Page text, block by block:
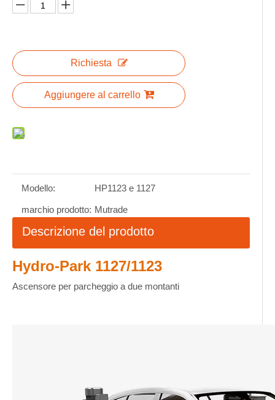
Richiesta
Aggiungere al carrello
Modello: HP1123 e 1127
marchio prodotto: Mutrade
Descrizione del prodotto
Hydro-Park 1127/1123
Ascensore per parcheggio a due montanti